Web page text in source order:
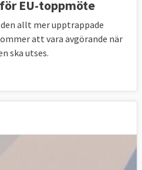
EU-toppmöte
allt mer upptrappade
att vara avgörande när
ska utses.